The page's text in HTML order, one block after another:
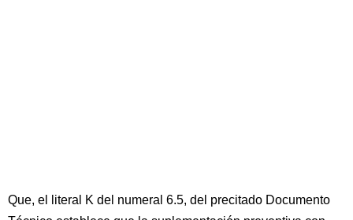
Que, el literal K del numeral 6.5, del precitado Documento